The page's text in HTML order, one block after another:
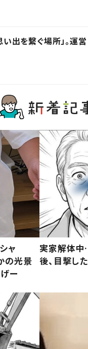
出を繋ぐ場所」。運
ャ
の光景
ー
実家解体中
後、目撃し